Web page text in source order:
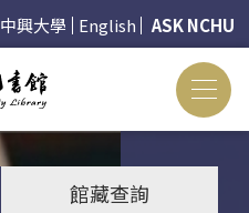
中興大學 English ASK NCHU
館藏查詢